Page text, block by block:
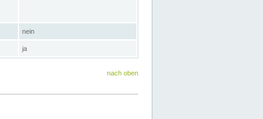
nein
ja
nach oben